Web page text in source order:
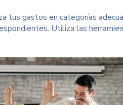
tus gastos en categorías
Utiliza las